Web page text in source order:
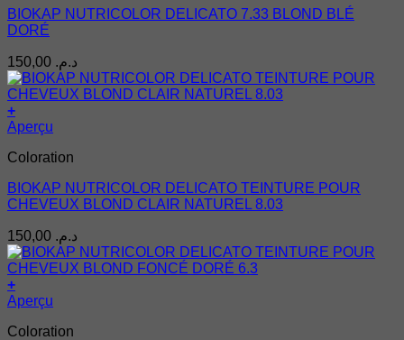
BIOKAP NUTRICOLOR DELICATO 7.33 BLOND BLÉ
DORÉ
د.م.
+
Aperçu
Coloration
BIOKAP NUTRICOLOR DELICATO TEINTURE POUR
CHEVEUX BLOND CLAIR NATUREL 8.03
د.م.
+
Aperçu
Coloration